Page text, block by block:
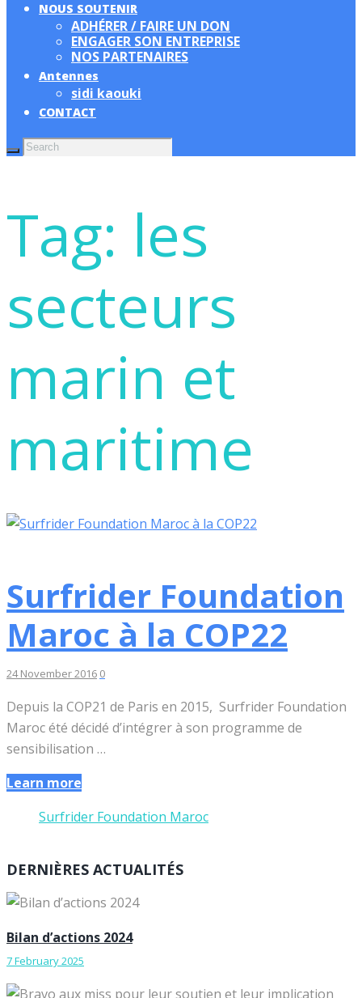
NOUS SOUTENIR
ADHÉRER / FAIRE UN DON
ENGAGER SON ENTREPRISE
NOS PARTENAIRES
Antennes
sidi kaouki
CONTACT
Tag: les
secteurs
marin et
maritime
Surfrider Foundation
Maroc à la COP22
24 November 2016 0
Depuis la COP21 de Paris en 2015, Surfrider Foundation
Maroc été décidé d’intégrer à son programme de
sensibilisation …
Learn more
Surfrider Foundation Maroc
DERNIÈRES ACTUALITÉS
Bilan d’actions 2024
7 February 2025